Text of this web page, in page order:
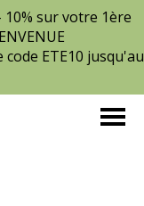
sur votre 1ère
ETE10 jusqu'au